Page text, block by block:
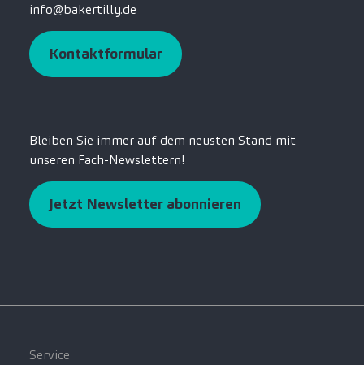
info@bakertilly.de
Kontaktformular
Bleiben Sie immer auf dem neusten Stand mit
unseren Fach-Newslettern!
Jetzt Newsletter abonnieren
Service